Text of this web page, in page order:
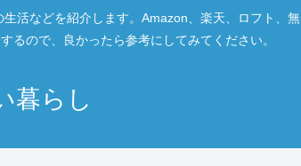
活などを紹介します。Amazon、楽天、ロフト、
るので、良かったら参考にしてみてください。
暮らし